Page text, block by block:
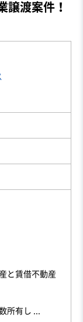
譲渡案件！
と賃借不動産
所有し